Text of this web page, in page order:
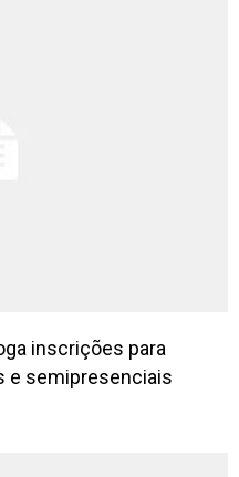
inscrições para
e semipresenciais